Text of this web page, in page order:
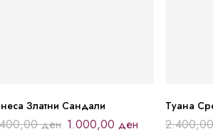
Златни Сандали
ден 1.000,00 ден
Туана